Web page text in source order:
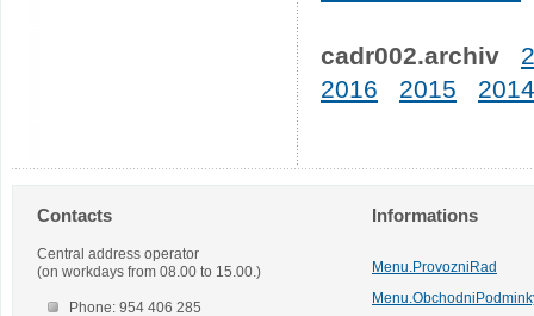
cadr002.archiv
2016
2015 2014
Contacts
Central address operator
(on workdays from 08.00 to 15.00.)
Phone: 954 406 285
Informations
Menu.ProvozniRad